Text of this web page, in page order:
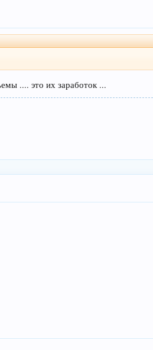
.... это их заработок ...